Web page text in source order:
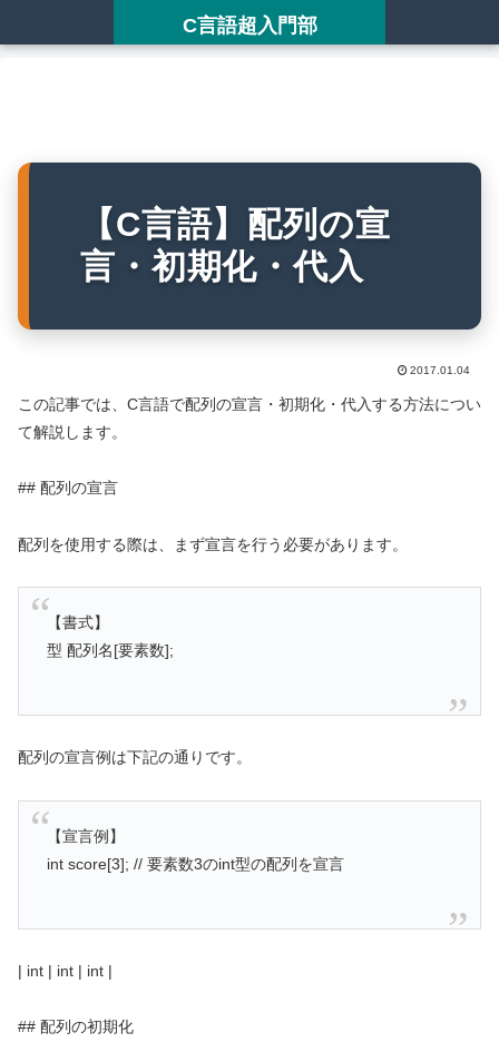
C言語超入門部
【C言語】配列の宣
言・初期化・代入
2017.01.04
この記事では、C言語で配列の宣言・初期化・代入する方法につい
て解説します。
## 配列の宣言
配列を使用する際は、まず宣言を行う必要があります。
【書式】
型 配列名[要素数];
配列の宣言例は下記の通りです。
【宣言例】
int score[3]; // 要素数3のint型の配列を宣言
| int | int | int |
## 配列の初期化